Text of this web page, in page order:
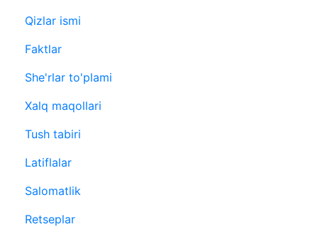
Qizlar ismi
Faktlar
She'rlar to'plami
Xalq maqollari
Tush tabiri
Latiflalar
Salomatlik
Retseplar